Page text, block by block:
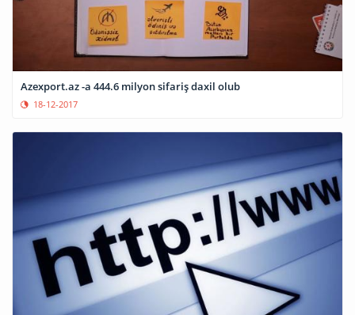
Azexport.az -a 444.6 milyon sifariş daxil olub
18-12-2017